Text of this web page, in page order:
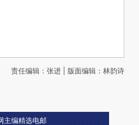
责任编辑：张进 | 版面编辑：林韵诗
主编精选电邮